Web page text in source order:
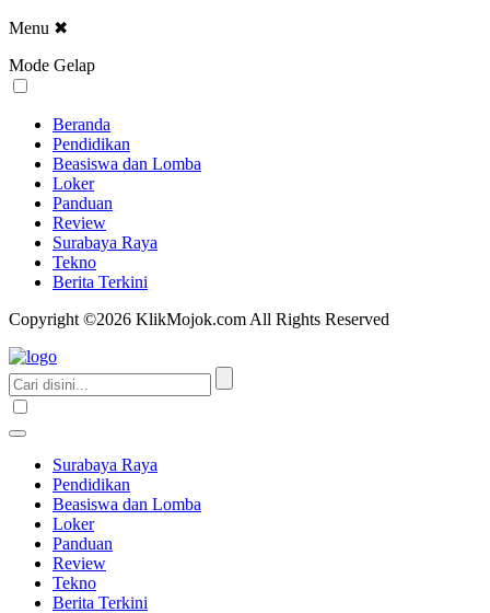
Menu ✖
Mode Gelap
Beranda
Pendidikan
Beasiswa dan Lomba
Loker
Panduan
Review
Surabaya Raya
Tekno
Berita Terkini
Copyright ©2026 KlikMojok.com All Rights Reserved
Surabaya Raya
Pendidikan
Beasiswa dan Lomba
Loker
Panduan
Review
Tekno
Berita Terkini